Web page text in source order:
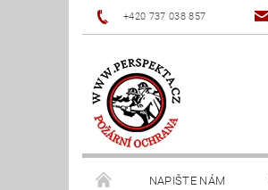
+420 737 038 857
NAPIŠTE NÁM